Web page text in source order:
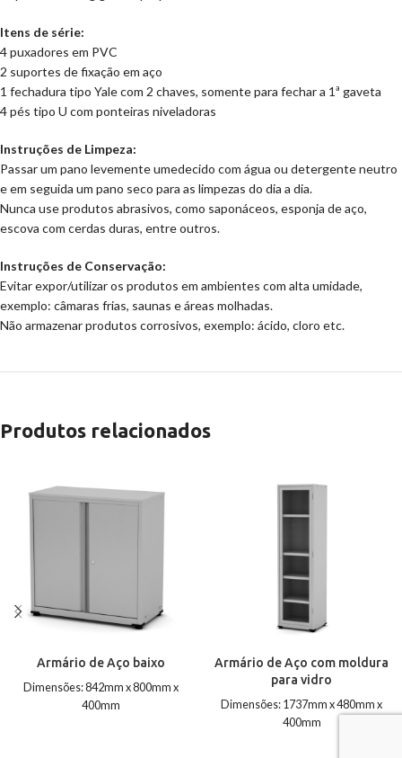
Itens de série:
4 puxadores em PVC
2 suportes de fixação em aço
1 fechadura tipo Yale com 2 chaves, somente para fechar a 1ª gaveta
4 pés tipo U com ponteiras niveladoras
Instruções de Limpeza:
Passar um pano levemente umedecido com água ou detergente neutro
e em seguida um pano seco para as limpezas do dia a dia.
Nunca use produtos abrasivos, como saponáceos, esponja de aço,
escova com cerdas duras, entre outros.
Instruções de Conservação:
Evitar expor/utilizar os produtos em ambientes com alta umidade,
exemplo: câmaras frias, saunas e áreas molhadas.
Não armazenar produtos corrosivos, exemplo: ácido, cloro etc.
Produtos relacionados
Armário de Aço baixo
Dimensões: 842mm x 800mm x
400mm
Armário de Aço com moldura
para vidro
Dimensões: 1737mm x 480mm x
400mm